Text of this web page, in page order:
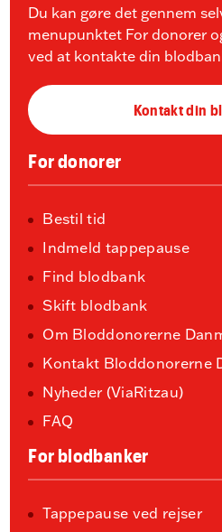
Du kan gøre det gennem
menupunktet For donorer
ved at kontakte din
Kontakt din
For donorer
Bestil tid
Indmeld tappepause
Find blodbank
Skift blodbank
Om Bloddonorerne
Kontakt Bloddonorerne
Nyheder (ViaRitzau)
FAQ
For blodbanker
Tappepause ved rejser